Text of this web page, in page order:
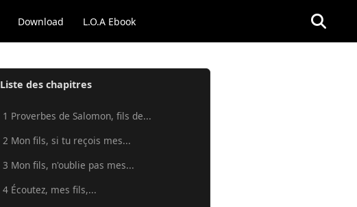
Download L.O.A Ebook
Liste des chapitres
1 Proverbes de Salomon, fils de...
2 Mon fils, si tu reçois mes...
3 Mon fils, n'oublie pas mes...
4 Écoutez, mes fils,...